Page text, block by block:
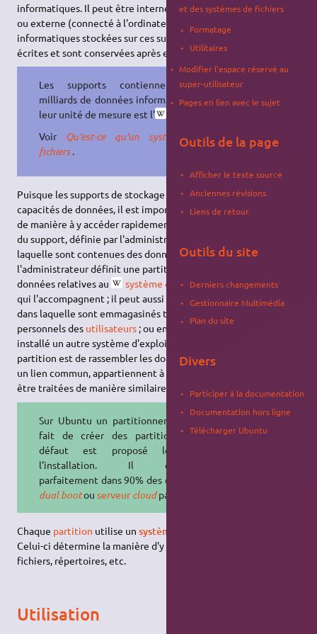
informatiques. Il peut être interne (au portable ou au boîtier)
ou externe (connecté à l'ordinateur en
informatiques stockées sur ces supports peuvent être lues ou
écrites et sont conservées après extinction de l'ordinateur.
Les supports contiennent des
milliards de données informatiques ;
leur unité de mesure est l'
Voir Qu'est-ce qu'un système de
fichiers.
Puisque les supports de stockage emmagasinent de grandes
capacités de données, il est important d'organiser ces données
de manière à y accéder rapidement. La
du support, définie par l'administrateur de l'ordinateur, dans
laquelle sont contenues des données similaires. Par exemple,
l'administrateur définit une partition qui contient toutes les
données relatives au
système d'exploitationet les logiciels
qui l'accompagnent ; il peut aussi définir une partition séparée
dans laquelle sont emmagasinés tous les documents
personnels des utilisateurs ; ou encore une partition où est
installé un autre système d'exploitation ; etc. Le but d'une
partition est de rassembler les données informatiques qui ont
un lien commun, appartiennent à un même système ou doivent
être traitées de manière similaire.
Sur Ubuntu un partitionnement (le
fait de créer des partitions) par
défaut est proposé lors de
l'installation. Il convient
parfaitement dans 90% des cas (hors
dual bootou serveur cloudpar ex.).
Chaque partition utilise unsystème de fichiers
Celui-ci détermine la manière d'y organiser les données : par
fichiers, répertoires, etc.
Utilisation
et des systèmes de fichiers
Formatage
Utilitaires
Modifier l'espace réservé au
super-utilisateur
Pages en lien avec le sujet
Outils de la page
Afficher le texte source
Anciennes révisions
Liens de retour
Outils du site
Derniers changements
Gestionnaire Multimédia
Plan du site
Divers
Participer à la documentation
Documentation hors ligne
Télécharger Ubuntu